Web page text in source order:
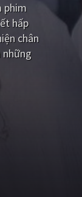
phim
hấp
chân
những